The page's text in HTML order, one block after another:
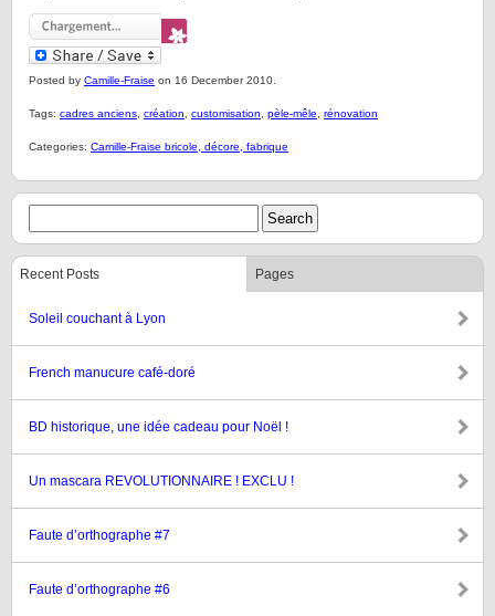
Posted by Camille-Fraise on 16 December 2010.
Tags: cadres anciens création customisation pèle-mêle rénovation
Categories: Camille-Fraise bricole, décore, fabrique
Recent Posts Pages
Soleil couchant à Lyon
French manucure café-doré
BD historique, une idée cadeau pour Noël !
Un mascara REVOLUTIONNAIRE ! EXCLU !
Faute d’orthographe #7
Faute d’orthographe #6